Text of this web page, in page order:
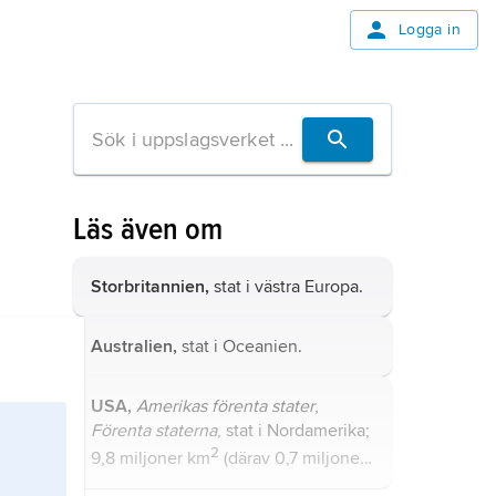
Logga in
Läs även om
Storbritannien, stat i västra Europa.
Australien, stat i Oceanien.
USA, Amerikas förenta stater,
Förenta staterna, stat i Nordamerika;
9,8 miljoner km2 (därav 0,7 miljoner